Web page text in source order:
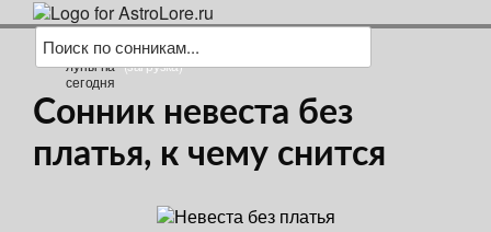
(загрузка)
Сонник невеста без
платья, к чему снится